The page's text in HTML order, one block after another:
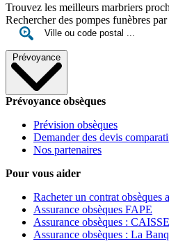
Trouvez les meilleurs marbriers
Rechercher des pompes funèbres
Prévoyance
Prévoyance obsèques
Prévision obsèques
Demander des devis
Nos partenaires
Pour vous aider
Racheter un contrat obsèques
Assurance obsèques FAPE
Assurance obsèques :
Assurance obsèques : La